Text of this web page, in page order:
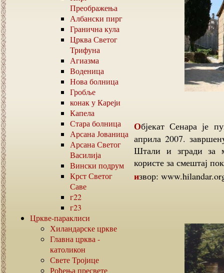
Преображења
Албански пирг
Гранична кула
Црква Светог
Трифуна
Агиазма
Воденица
Нова болница
Гробље
конак у Кареји
Капела
Стара болница
Арсана Јованица
Арсана Светог
Василија
Вински подрум
Крст Светог
Саве
г22
г23
Цркве-параклиси
Хиландарске цркве
Главна црква -
католикон
Свете Тројице
Рођења пресвете
Објекат Сенара је пуштен у употребу у априлу 2006. године. До
априла 2007.
Штали и згради за
користе за смештај
извор: